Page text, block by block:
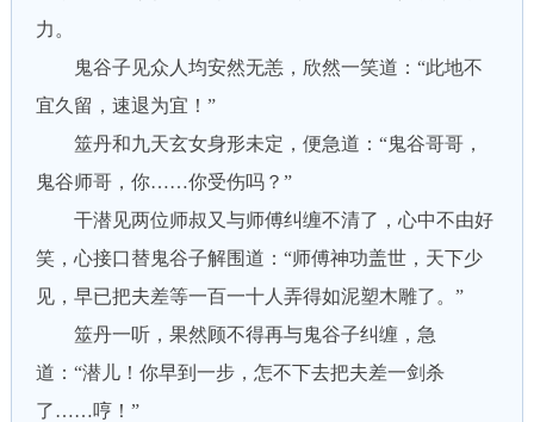
力。
鬼谷子见众人均安然无恙，欣然一笑道：“此地不
宜久留，速退为宜！”
筮丹和九天玄女身形未定，便急道：“鬼谷哥哥，
鬼谷师哥，你……你受伤吗？”
干潜见两位师叔又与师傅纠缠不清了，心中不由好
笑，心接口替鬼谷子解围道：“师傅神功盖世，天下少
见，早已把夫差等一百一十人弄得如泥塑木雕了。”
筮丹一听，果然顾不得再与鬼谷子纠缠，急
道：“潜儿！你早到一步，怎不下去把夫差一剑杀
了……哼！”